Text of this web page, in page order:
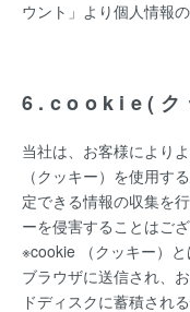
ウント」より個人情報
6.cookie(ク
当社は、お客様により
（クッキー）を使用す
定できる情報の収集を
ーを侵害することはござ
※cookie （クッキー）
ブラウザに送信され、
ドディスクに蓄積され